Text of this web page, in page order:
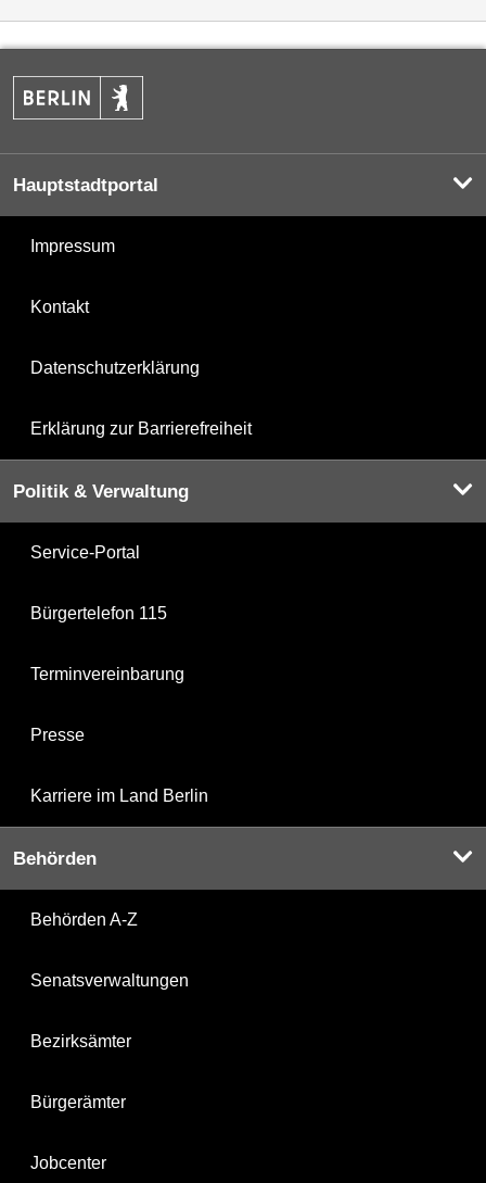
Hauptstadtportal
Impressum
Kontakt
Datenschutzerklärung
Erklärung zur Barrierefreiheit
Politik & Verwaltung
Service-Portal
Bürgertelefon 115
Terminvereinbarung
Presse
Karriere im Land Berlin
Behörden
Behörden A-Z
Senatsverwaltungen
Bezirksämter
Bürgerämter
Jobcenter